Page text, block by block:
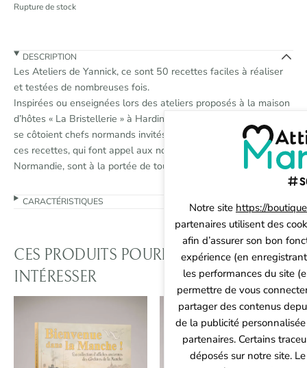
Rupture de stock
DESCRIPTION
Les Ateliers de Yannick, ce sont 50 recettes faciles à réaliser
et testées de nombreuses fois.
Inspirées ou enseignées lors des ateliers proposés à la maison
d’hôtes « La Bristellerie » à Hardinvast près de Cherbourg, où
se côtoient chefs normands invités et amoureux de la cuisine,
ces recettes, qui font appel aux nombreux produits qu’offre la
Normandie, sont à la portée de tous.
CARACTÉRISTIQUES
CES PRODUITS POURRAIENT VOUS
INTÉRESSER
Nouveauté
Panneau de gestion des cookies
Notre site https://
partenaires utilisent des
afin d’assurer son bon
expérience (en
les performances du site
permettre de vous
partager des contenus
de la publicité
partenaires. Certains
déposés sur notre site.